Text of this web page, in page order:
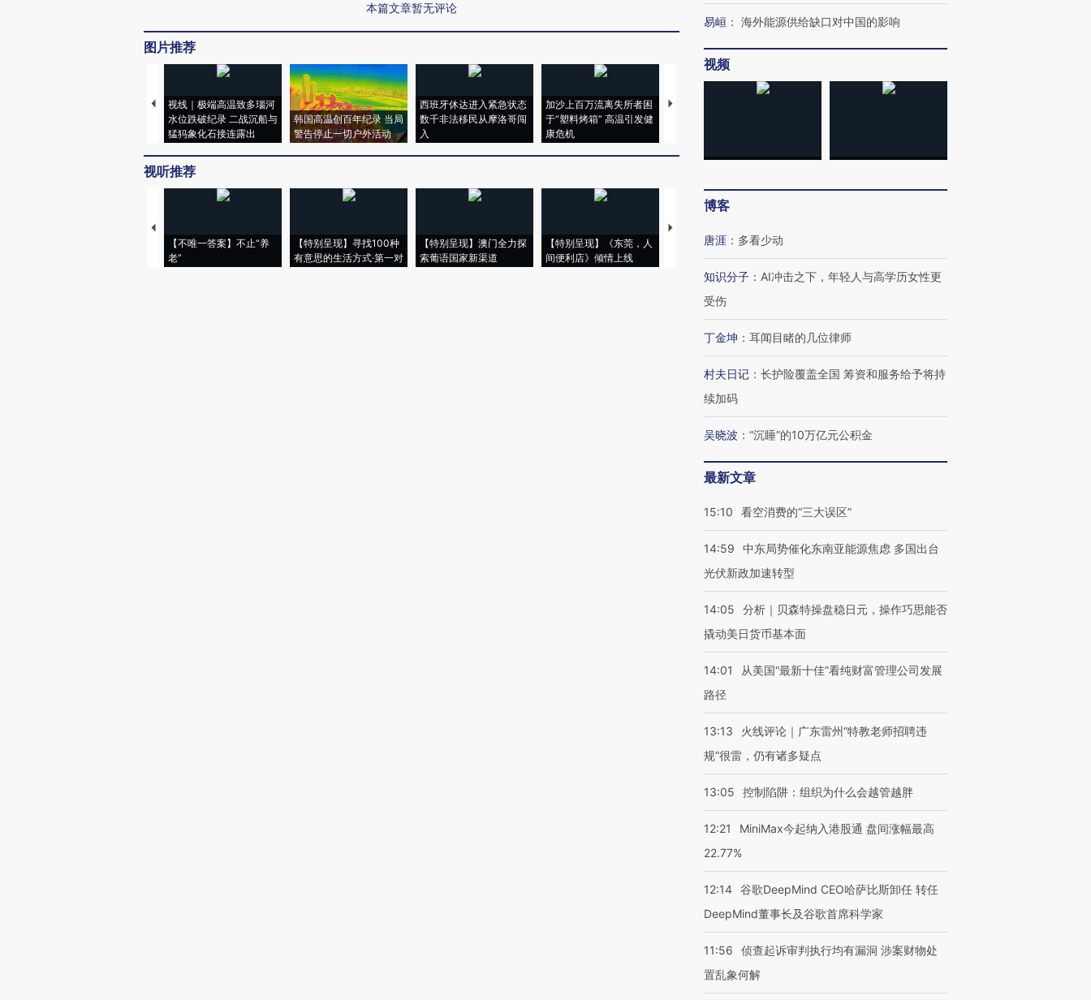
本篇文章暂无评论
图片推荐
视线｜极端高温致多瑙河
水位跌破纪录 二战沉船与
猛犸象化石接连露出
韩国高温创百年纪录 当局
警告停止一切户外活动
西班牙休达进入紧急状态
数千非法移民从摩洛哥闯
入
加沙上百万流离失所者困
于“塑料烤箱” 高温引发健
康危机
马航飞行员跨国走私7万
视听推荐
【不唯一答案】不止“养
老”
【特别呈现】寻找100种
有意思的生活方式·第一对
【特别呈现】澳门全力探
索葡语国家新渠道
【特别呈现】《东莞，人
间便利店》倾情上线
【推广】走进第四届链博
会，让数智科技“链”接产
有意思的生活方式·第三对
住三大增长引擎是什么？
易峘 ： 海外能源供给缺口对中国的影响
视频
博客
唐涯 ： 多看少动
知识分子 ： AI冲击之下，年轻人与高学历女性更
受伤
丁金坤 ： 耳闻目睹的几位律师
村夫日记 ： 长护险覆盖全国 筹资和服务给予将持
续加码
吴晓波 ： “沉睡”的10万亿元公积金
最新文章
15:10 看空消费的“三大误区”
14:59
中东局势催化东南亚能源焦虑 多国出台
光伏新政加速转型
14:05
分析｜贝森特操盘稳日元，操作巧思能否
撬动美日货币基本面
14:01
从美国“最新十佳”看纯财富管理公司发展
路径
13:13
火线评论｜广东雷州“特教老师招聘违
规”很雷，仍有诸多疑点
13:05 控制陷阱：组织为什么会越管越胖
12:21
MiniMax今起纳入港股通 盘间涨幅最高
22.77%
12:14 谷歌DeepMind CEO哈萨比斯卸任 转任
DeepMind董事长及谷歌首席科学家
11:56
侦查起诉审判执行均有漏洞 涉案财物处
置乱象何解